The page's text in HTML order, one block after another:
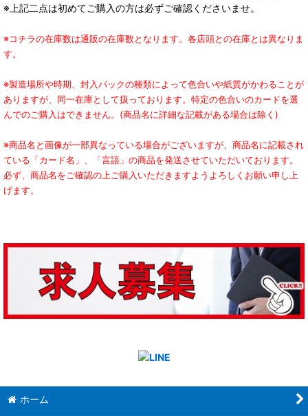
※上記二点は初めてご購入の方は必ずご確認くださいませ。
※コチラの在庫数は通販の在庫数となります。各店頭との在庫とは異なりま
す。
※製造場所や時期、封入パックの種類によって色合いや紙質がかわることが
ありますが、同一在庫として扱っております。特定の色合いのカードを選
んでのご購入はできません。(商品名に詳細な記載がある場合は除く)
※商品名と画像が一部異なっている場合がございますが、商品名に記載され
ている「カード名」、「言語」の商品を発送させていただいております。
必ず、商品名をご確認の上ご購入いただきますようよろしくお願い申し上
げます。
ホーム